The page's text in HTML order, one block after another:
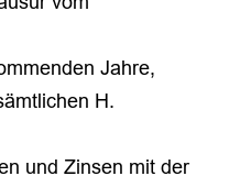
Jahre,
H.
und Zinsen mit der